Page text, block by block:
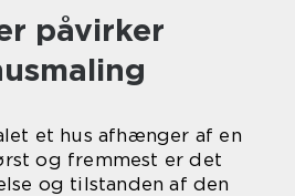
påvirker
et hus afhænger af en
og fremmest er det
og tilstanden af den